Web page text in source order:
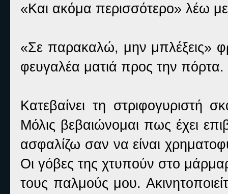
«Και ακόμα περισσότερο» λέω με
«Σε παρακαλώ, μην μπλέξεις»
φευγαλέα ματιά προς την πόρτα.
Κατεβαίνει τη στριφογυριστή
Μόλις βεβαιώνομαι πως έχει
ασφαλίζω σαν να είναι
Οι γόβες της χτυπούν στο
τους παλμούς μου.